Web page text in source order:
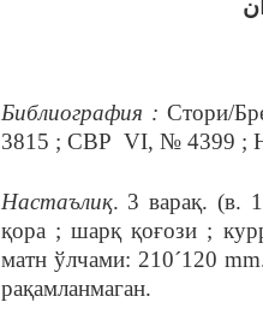
Библиография : Стори/
3815 ; СВР VI, № 4399 ;
Настаълиқ. 3 варақ. (в.
қора ; шарқ қоғози ;
матн ўлчами: 210´120
рақамланмаган.